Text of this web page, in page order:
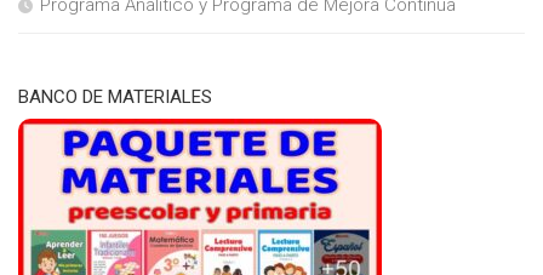
Programa Analítico y Programa de Mejora Continua
BANCO DE MATERIALES